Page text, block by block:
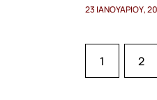
23 ΙΑΝΟΥΑΡΊΟΥ,
1 2